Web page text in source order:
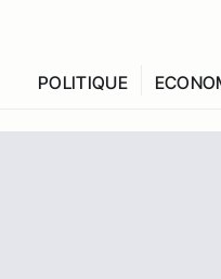
POLITIQUE